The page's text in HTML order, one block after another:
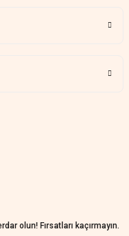
olun! Fırsatları kaçırmayın.